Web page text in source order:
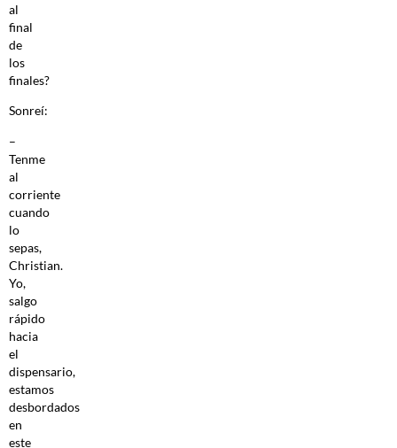
al
final
de
los
finales?
Sonreí:
–
Tenme
al
corriente
cuando
lo
sepas,
Christian.
Yo,
salgo
rápido
hacia
el
dispensario,
estamos
desbordados
en
este